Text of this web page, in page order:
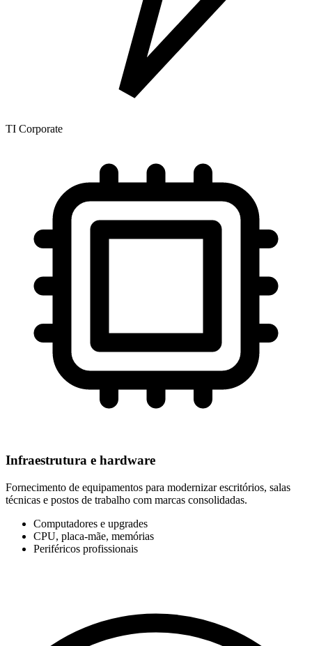
TI Corporate
Infraestrutura e hardware
Fornecimento de equipamentos para modernizar escritórios, salas
técnicas e postos de trabalho com marcas consolidadas.
Computadores e upgrades
CPU, placa-mãe, memórias
Periféricos profissionais